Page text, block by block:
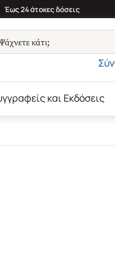
Έως 24 άτοκες δόσεις
και Εκδόσεις